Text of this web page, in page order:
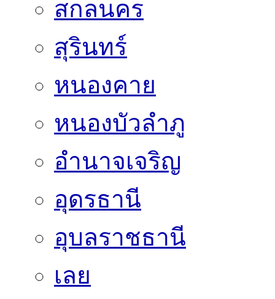
สกลนคร
สุรินทร์
หนองคาย
หนองบัวลำภู
อำนาจเจริญ
อุดรธานี
อุบลราชธานี
เลย